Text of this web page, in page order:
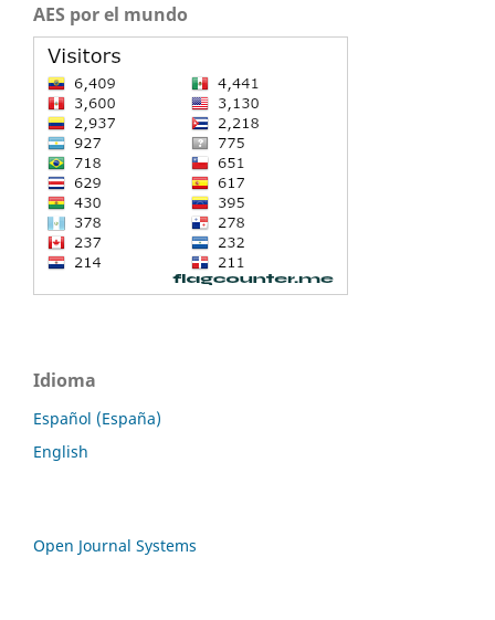
AES por el mundo
Idioma
Español (España)
English
Open Journal Systems